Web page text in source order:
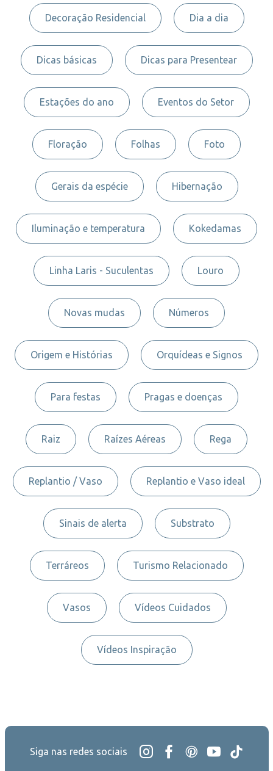
Decoração Residencial Dia a dia
Dicas básicas Dicas para Presentear
Estações do ano Eventos do Setor
Floração Folhas Foto
Gerais da espécie Hibernação
Iluminação e temperatura Kokedamas
Linha Laris - Suculentas Louro
Novas mudas Números
Origem e Histórias Orquídeas e Signos
Para festas Pragas e doenças
Raiz Raízes Aéreas Rega
Replantio / Vaso Replantio e Vaso ideal
Sinais de alerta Substrato
Terráreos Turismo Relacionado
Vasos Vídeos Cuidados
Vídeos Inspiração
Siga nas redes sociais